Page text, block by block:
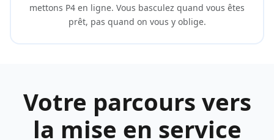
mettons P4 en ligne. Vous basculez quand vous êtes
prêt, pas quand on vous y oblige.
Votre parcours vers
la mise en service